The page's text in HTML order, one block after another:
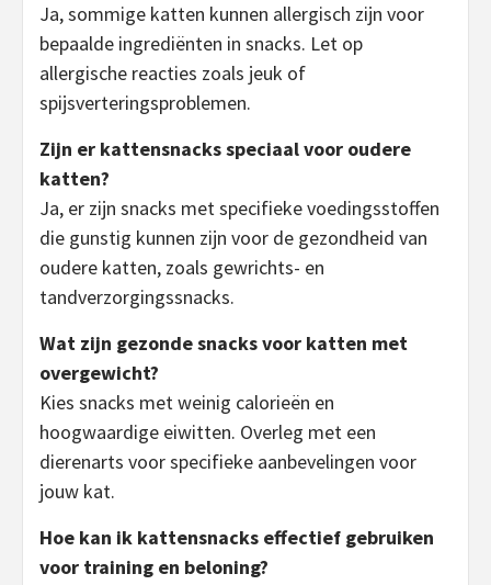
Ja, sommige katten kunnen allergisch zijn voor
bepaalde ingrediënten in snacks. Let op
allergische reacties zoals jeuk of
spijsverteringsproblemen.
Zijn er kattensnacks speciaal voor oudere
katten?
Ja, er zijn snacks met specifieke voedingsstoffen
die gunstig kunnen zijn voor de gezondheid van
oudere katten, zoals gewrichts- en
tandverzorgingssnacks.
Wat zijn gezonde snacks voor katten met
overgewicht?
Kies snacks met weinig calorieën en
hoogwaardige eiwitten. Overleg met een
dierenarts voor specifieke aanbevelingen voor
jouw kat.
Hoe kan ik kattensnacks effectief gebruiken
voor training en beloning?